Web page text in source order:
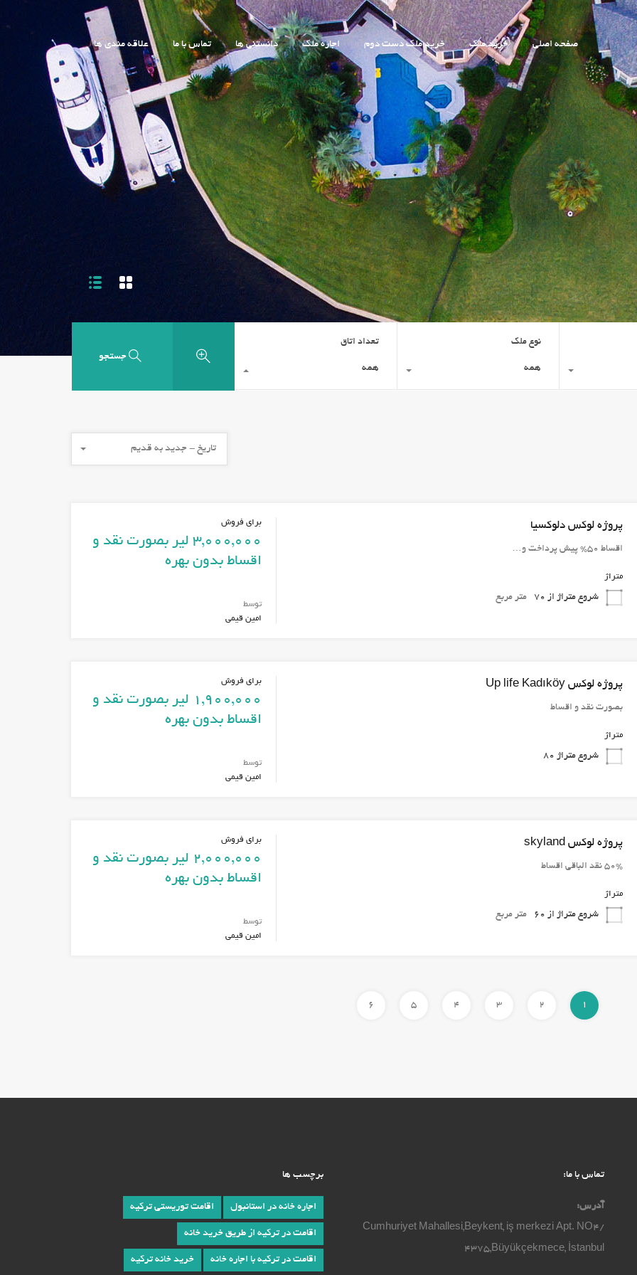
صفحه اصلی خرید ملک خرید ملک دست دوم اجاره ملک دانستنی ها تماس با ما علاقه مندی ها
نوع ملک
همه
تعداد اتاق
همه
جستجو
تاریخ - جدید به قدیم
پروژه لوکس دلوکسیا
اقساط 50% پیش پرداخت و…
متراژ
شروع متراژ از 70 متر مربع
برای فروش
3,000,000 لیر بصورت نقد و
اقساط بدون بهره
توسط
امین قیمی
پروژه لوکس Up life Kadıköy
بصورت نقد و اقساط
متراژ
شروع متراژ 80
برای فروش
1,900,000 لیر بصورت نقد و
اقساط بدون بهره
توسط
امین قیمی
پروژه لوکس skyland
50% نقد الباقی اقساط
متراژ
شروع متراژ از 60 متر مربع
برای فروش
2,000,000 لیر بصورت نقد و
اقساط بدون بهره
توسط
امین قیمی
1
2
3
4
5
6
تماس با ما:
آدرس:
Cumhuriyet Mahallesi,Beykent, iş merkezi Apt. NO4/
4375,Büyükçekmece, İstanbul
برچسب ها
اجاره خانه در استانبول اقامت توریستی ترکیه
اقامت در ترکیه از طریق خرید خانه
اقامت در ترکیه با اجاره خانه خرید خانه ترکیه